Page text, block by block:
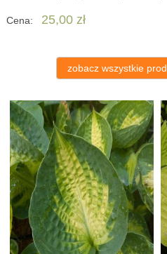
Cena: 25,00 zł
zobacz wszystkie